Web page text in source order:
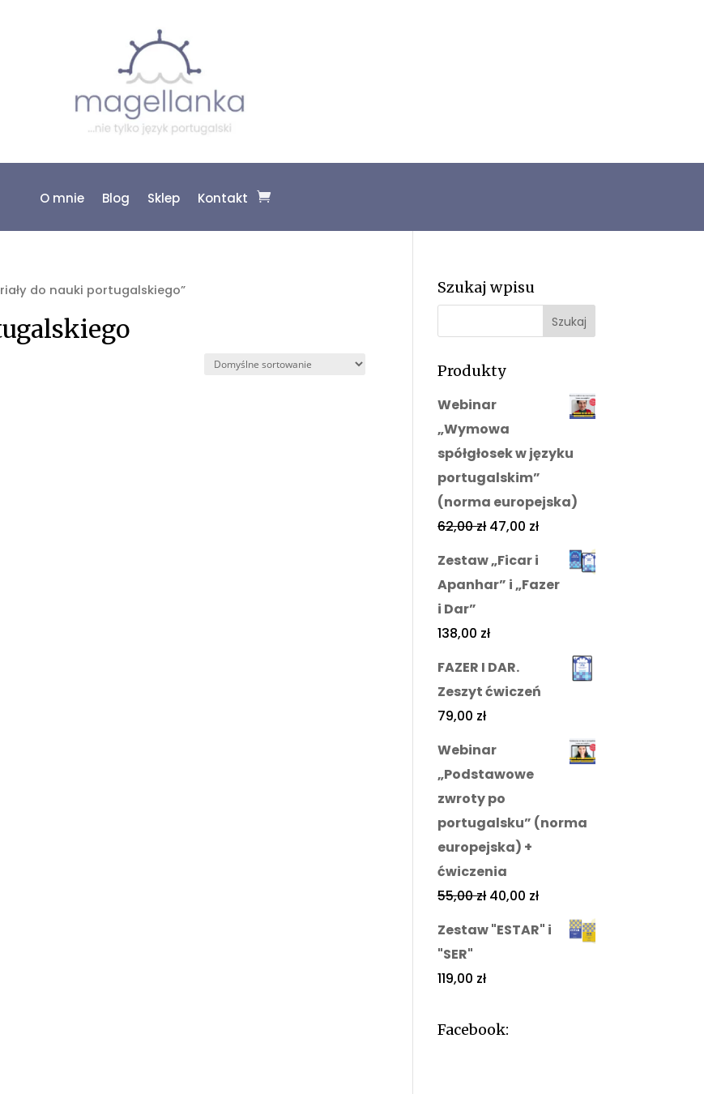
O mnie Blog Sklep Kontakt
do nauki portugalskiego” Szukaj wpisu
Produkty
Webinar
„Wymowa
spółgłosek w języku
portugalskim”
(norma europejska)
62,00zł 47,00 zł
Zestaw „Ficar i
Apanhar” i „Fazer
i Dar”
138,00 zł
FAZER I DAR.
Zeszyt ćwiczeń
79,00 zł
Webinar
„Podstawowe
zwroty po
portugalsku” (norma
europejska) +
ćwiczenia
55,00zł 40,00 zł
Zestaw "ESTAR" i
"SER"
119,00 zł
Facebook: